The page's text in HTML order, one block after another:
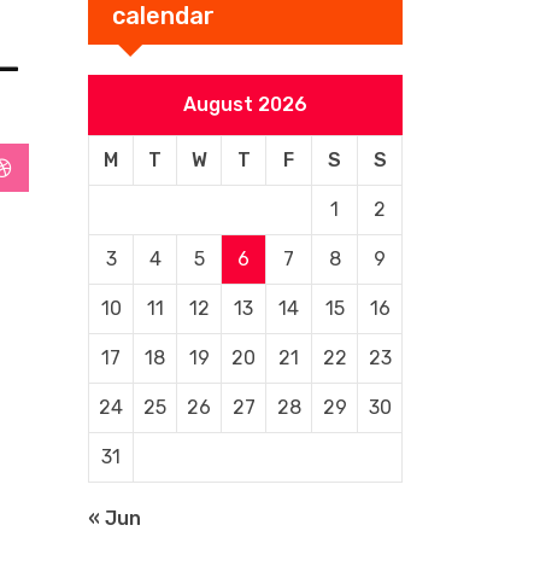
StumbleUpon
calendar
August 2026
M T W T F S S
1 2
3 4 5 6 7 8 9
10 11 12 13 14 15 16
17 18 19 20 21 22 23
24 25 26 27 28 29 30
31
« Jun